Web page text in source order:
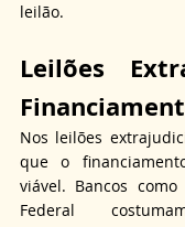
leilão.
Leilões
Nos leilões
que o
viável. Bancos como
Federal